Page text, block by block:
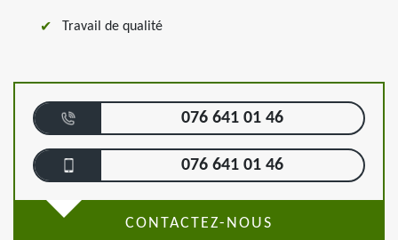
Travail de qualité
076 641 01 46
076 641 01 46
CONTACTEZ-NOUS